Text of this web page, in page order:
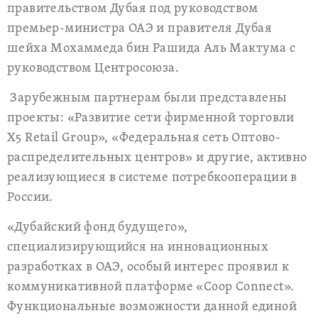
правительством Дубая под руководством
премьер-министра ОАЭ и правителя Дубая
шейха Мохаммеда бин Рашида Аль Мактума с
руководством Центросоюза.
Зарубежным партнерам были представлены
проекты: «Развитие сети фирменной торговли
Х5Retail Group», «Федеральная сеть Оптово-
распределительных центров» и другие, активно
реализующиеся в системе потребкооперации в
России.
«Дубайский фонд будущего»,
специализирующийся на инновационных
разработках в ОАЭ, особый интерес проявил к
коммуникативной платформе «Coop Connect».
Функциональные возможности данной единой